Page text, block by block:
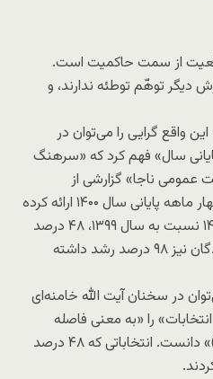
از سمت حاکمیت است.
دیگر توهّم توطئه ندارند، و
واقع گرایی را می‌توان در
سال» فهم کرد که «سرهنگ
عمومی ناجا» گزارشی از
پیش‌بینی‌ها درباره اعتراضات چهار ماهه پایانی سال ۱۴۰۰ ارائه کرده
و گفته که «تجمعات در سال ۱۴۰۰ نسبت به سال ۱۳۹۹، ۴۸ درصد
افزایش یافته و تعداد تجمع‌کنندگان نیز ۹۸ درصد رشد داشته
در سخنان آیت الله خامنه‌ای
را «به معنی فاصله
گرفتن مردم از نظام اسلامی (۴)» دانست. انتخاباتی که ۴۸ درصد